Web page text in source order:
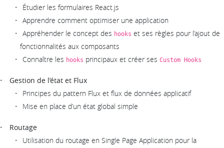
Étudier les formulaires React.js
Apprendre comment optimiser une application
Appréhender le concept des hooks et ses règles pour l’ajout de
fonctionnalités aux composants
Connaître les hooks principaux et créer ses Custom Hooks
Gestion de l’état et Flux
Principes du pattern Flux et flux de données applicatif
Mise en place d’un état global simple
Routage
Utilisation du routage en Single Page Application pour la